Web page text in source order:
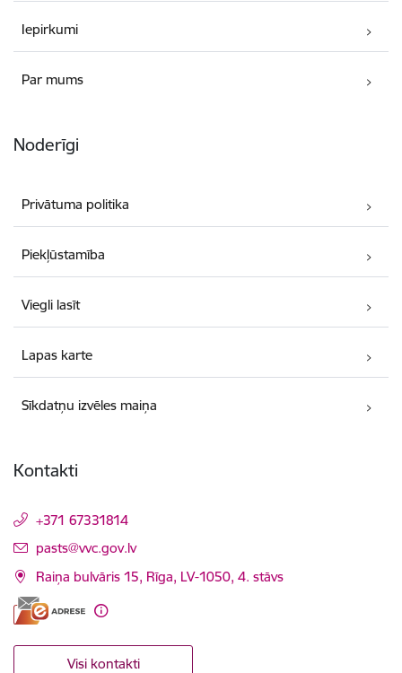
Iepirkumi
Par mums
Noderīgi
Privātuma politika
Piekļūstamība
Viegli lasīt
Lapas karte
Sīkdatņu izvēles maiņa
Kontakti
+371 67331814
E-pasts:
pasts@vvc.gov.lv
Raiņa bulvāris 15, Rīga, LV-1050, 4. stāvs
Visi kontakti